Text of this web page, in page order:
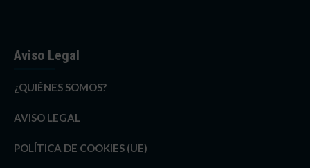
Aviso Legal
¿QUIÉNES SOMOS?
AVISO LEGAL
POLÍTICA DE COOKIES (UE)